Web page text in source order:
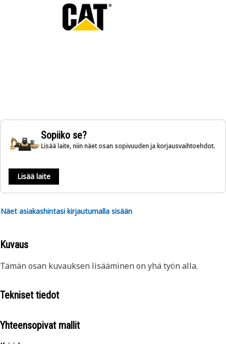
Sopiiko se?
Lisää laite, niin näet osan sopivuuden ja korjausvaihtoehdot.
Lisää laite
Näet asiakashintasi kirjautumalla sisään
Kuvaus
Tämän osan kuvauksen lisääminen on yhä työn alla.
Tekniset tiedot
Yhteensopivat mallit